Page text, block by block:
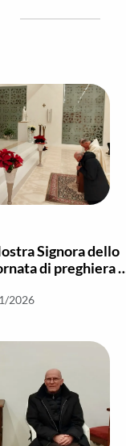
Signora dello
di preghiera e
2026